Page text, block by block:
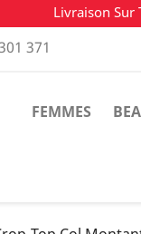
Livraison Sur
371
FEMMES